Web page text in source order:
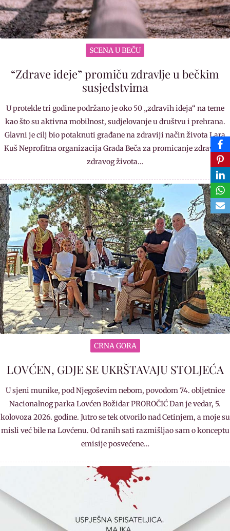
SCENA U BEČU
“Zdrave ideje” promiču zdravlje u bečkim
susjedstvima
U protekle tri godine podržano je oko 50 „zdravih ideja“ na teme
kao što su aktivna mobilnost, sudjelovanje u društvu i prehrana.
Glavni je cilj bio potaknuti građane na zdraviji način života Lara
Kuš Neprofitna organizacija Grada Beča za promicanje zdravlja i
zdravog života…
CRNA GORA
LOVĆEN, GDJE SE UKRŠTAVAJU STOLJEĆA
U sjeni munike, pod Njegoševim nebom, povodom 74. obljetnice
Nacionalnog parka Lovćen Božidar PROROČIĆ Dan je vedar, 5.
kolovoza 2026. godine. Jutro se tek otvorilo nad Cetinjem, a moje su
misli već bile na Lovćenu. Od ranih sati razmišljao sam o konceptu
emisije posvećene…